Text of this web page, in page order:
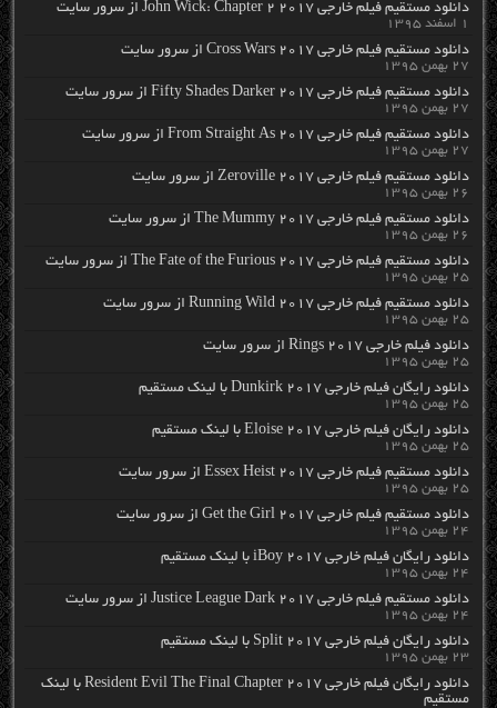
دانلود مستقیم فیلم خارجی John Wick: Chapter 2 2017 از سرور سایت
۱ اسفند ۱۳۹۵
دانلود مستقیم فیلم خارجی Cross Wars 2017 از سرور سایت
۲۷ بهمن ۱۳۹۵
دانلود مستقیم فیلم خارجی Fifty Shades Darker 2017 از سرور سایت
۲۷ بهمن ۱۳۹۵
دانلود مستقیم فیلم خارجی From Straight As 2017 از سرور سایت
۲۷ بهمن ۱۳۹۵
دانلود مستقیم فیلم خارجی Zeroville 2017 از سرور سایت
۲۶ بهمن ۱۳۹۵
دانلود مستقیم فیلم خارجی The Mummy 2017 از سرور سایت
۲۶ بهمن ۱۳۹۵
دانلود مستقیم فیلم خارجی The Fate of the Furious 2017 از سرور سایت
۲۵ بهمن ۱۳۹۵
دانلود مستقیم فیلم خارجی Running Wild 2017 از سرور سایت
۲۵ بهمن ۱۳۹۵
دانلود فیلم خارجی Rings 2017 از سرور سایت
۲۵ بهمن ۱۳۹۵
دانلود رایگان فیلم خارجی Dunkirk 2017 با لینک مستقیم
۲۵ بهمن ۱۳۹۵
دانلود رایگان فیلم خارجی Eloise 2017 با لینک مستقیم
۲۵ بهمن ۱۳۹۵
دانلود مستقیم فیلم خارجی Essex Heist 2017 از سرور سایت
۲۵ بهمن ۱۳۹۵
دانلود مستقیم فیلم خارجی Get the Girl 2017 از سرور سایت
۲۴ بهمن ۱۳۹۵
دانلود رایگان فیلم خارجی iBoy 2017 با لینک مستقیم
۲۴ بهمن ۱۳۹۵
دانلود مستقیم فیلم خارجی Justice League Dark 2017 از سرور سایت
۲۴ بهمن ۱۳۹۵
دانلود رایگان فیلم خارجی Split 2017 با لینک مستقیم
۲۳ بهمن ۱۳۹۵
دانلود رایگان فیلم خارجی Resident Evil The Final Chapter 2017 با لینک
مستقیم